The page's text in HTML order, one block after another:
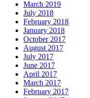
March 2019
July 2018
February 2018
January 2018
October 2017
August 2017
July 2017
June 2017
April 2017
March 2017
February 2017